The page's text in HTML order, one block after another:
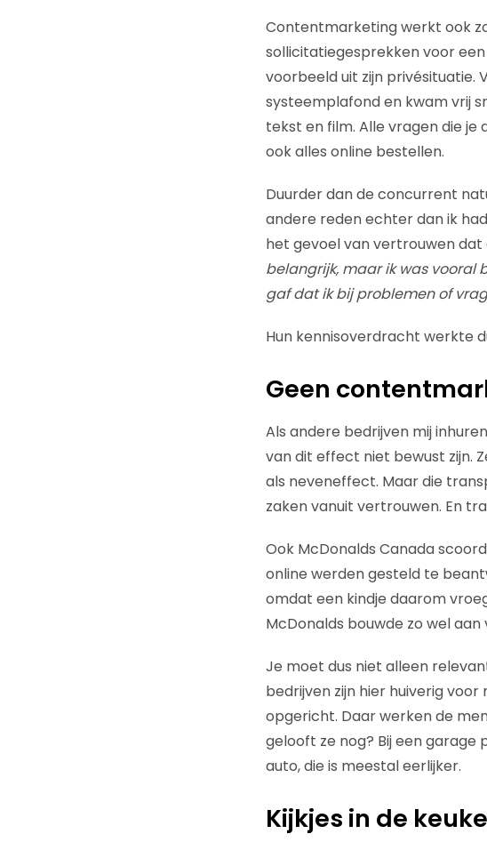
Contentmarketing werkt ook
sollicitatiegesprekken voor
voorbeeld uit zijn privésituatie.
systeemplafond en kwam vrij
tekst en film. Alle vragen die
ook alles online bestellen.
Duurder dan de concurrent
andere reden echter dan ik
het gevoel van vertrouwen
belangrijk, maar ik was vooral
gaf dat ik bij problemen of
Hun kennisoverdracht werkte
Geen
Als andere bedrijven mij
van dit effect niet bewust zijn.
als neveneffect. Maar die
zaken vanuit vertrouwen. En
Ook McDonalds Canada
online werden gesteld te
omdat een kindje daarom
McDonalds bouwde zo wel
Je moet dus niet alleen
bedrijven zijn hier huiverig
opgericht. Daar werken de
gelooft ze nog? Bij een
auto, die is meestal eerlijker.
Kijkjes in de